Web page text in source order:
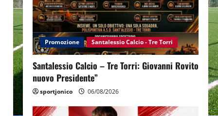
Promozione Santalessio Calcio - Tre Torri
Santalessio Calcio – Tre Torri: Giovanni Rovito
nuovo Presidente”
sportjonico 06/08/2026